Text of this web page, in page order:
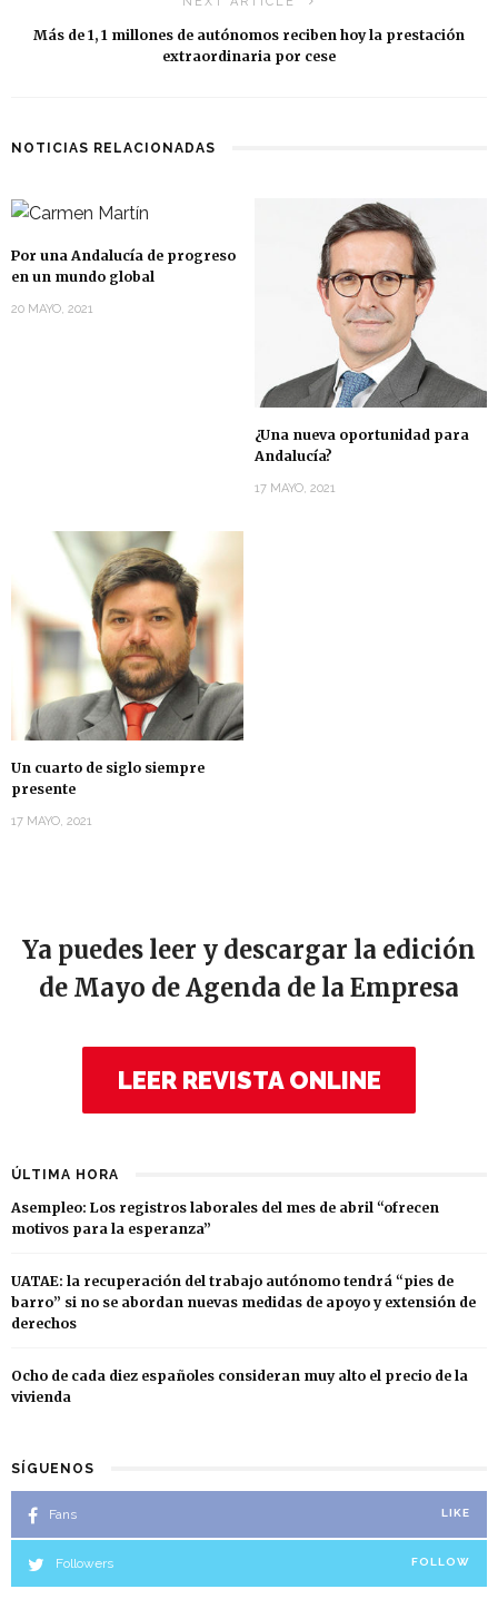
Más de 1, 1 millones de autónomos reciben hoy la prestación
extraordinaria por cese
NOTICIAS RELACIONADAS
Por una Andalucía de progreso
en un mundo global
20 MAYO, 2021
¿Una nueva oportunidad para
Andalucía?
17 MAYO, 2021
Un cuarto de siglo siempre
presente
17 MAYO, 2021
Ya puedes leer y descargar la edición
de Mayo de Agenda de la Empresa
LEER REVISTA ONLINE
ÚLTIMA HORA
Asempleo: Los registros laborales del mes de abril “ofrecen
motivos para la esperanza”
UATAE: la recuperación del trabajo autónomo tendrá “pies de
barro” si no se abordan nuevas medidas de apoyo y extensión de
derechos
Ocho de cada diez españoles consideran muy alto el precio de la
vivienda
SÍGUENOS
Fans LIKE
Followers FOLLOW